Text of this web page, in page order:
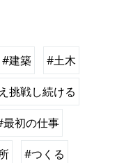
#建築 #土木
挑戦し続ける
最初の仕事
#つくる